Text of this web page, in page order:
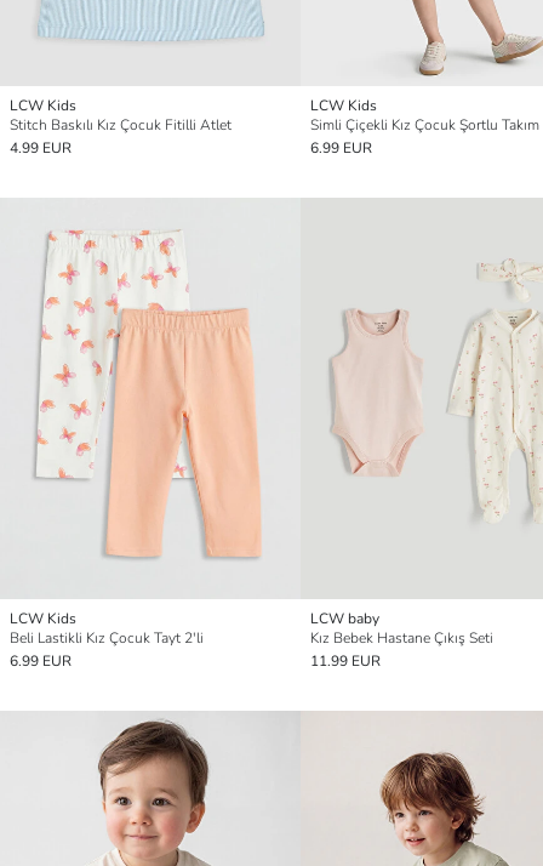
LCW Kids
Stitch Baskılı Kız Çocuk Fitilli Atlet
4.99 EUR
LCW Kids
Simli Çiçekli Kız Çocuk Şortlu Takım
6.99 EUR
LCW Kids
Beli Lastikli Kız Çocuk Tayt 2'li
6.99 EUR
LCW baby
Kız Bebek Hastane Çıkış Seti
11.99 EUR